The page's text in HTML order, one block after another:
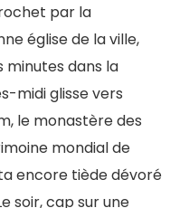
par la
église de la ville,
minutes dans la
midi glisse vers
le monastère des
mondial de
encore tiède dévoré
soir, cap sur une